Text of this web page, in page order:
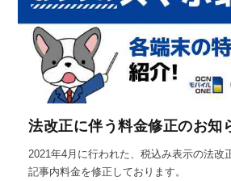
法改正に伴う料金修正のお知
2021年4月に行われた、税込み表示の法改
記事内料金を修正しております。